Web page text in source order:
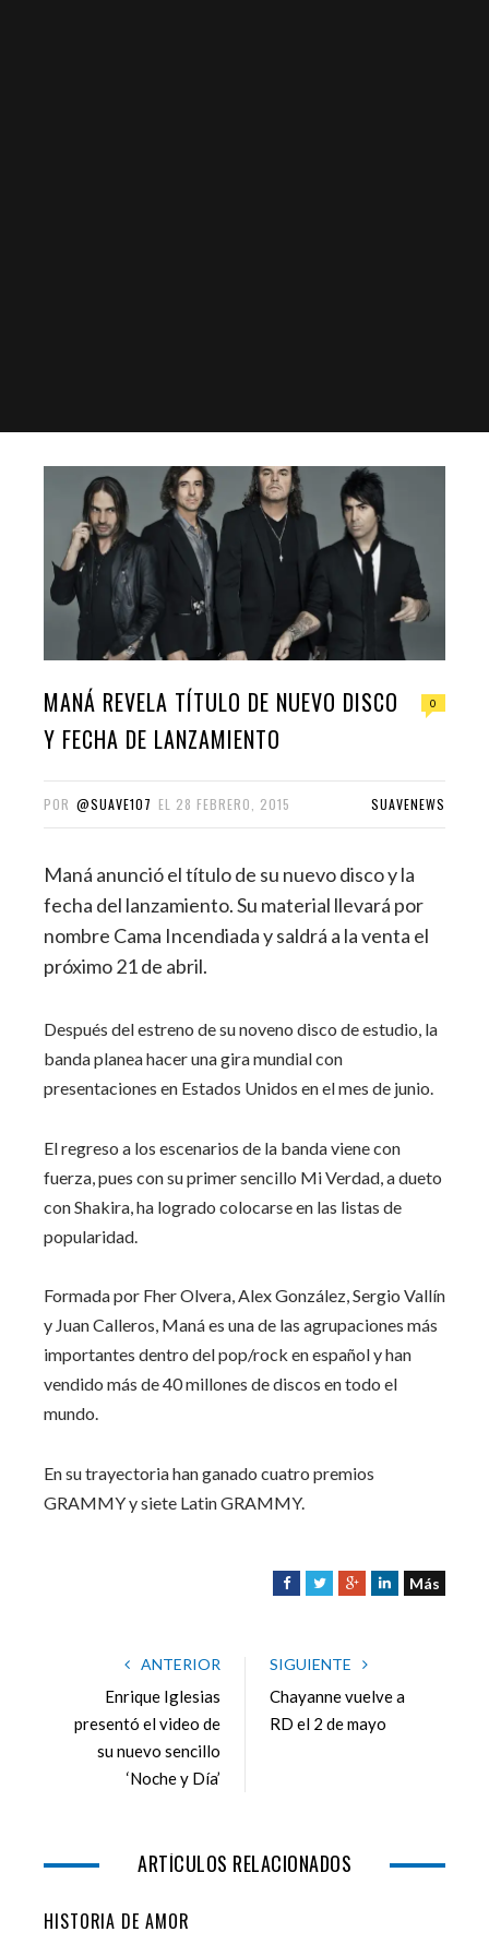
MANÁ REVELA TÍTULO DE NUEVO DISCO
Y FECHA DE LANZAMIENTO
0
POR @SUAVE107 EL 28 FEBRERO, 2015 SUAVENEWS
Maná anunció el título de su nuevo disco y la
fecha del lanzamiento. Su material llevará por
nombre Cama Incendiada y saldrá a la venta el
próximo 21 de abril.
Después del estreno de su noveno disco de estudio, la
banda planea hacer una gira mundial con
presentaciones en Estados Unidos en el mes de junio.
El regreso a los escenarios de la banda viene con
fuerza, pues con su primer sencillo Mi Verdad, a dueto
con Shakira, ha logrado colocarse en las listas de
popularidad.
Formada por Fher Olvera, Alex González, Sergio Vallín
y Juan Calleros, Maná es una de las agrupaciones más
importantes dentro del pop/rock en español y han
vendido más de 40 millones de discos en todo el
mundo.
En su trayectoria han ganado cuatro premios
GRAMMY y siete Latin GRAMMY.
F
e
o
o
T
t
e
r
G
g
e
+
L
d
Más
ANTERIOR
Enrique Iglesias
presentó el video de
su nuevo sencillo
‘Noche y Día’
SIGUIENTE
Chayanne vuelve a
RD el 2 de mayo
ARTÍCULOS RELACIONADOS
HISTORIA DE AMOR